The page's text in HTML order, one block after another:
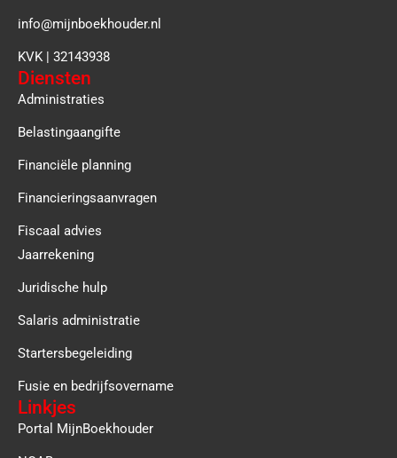
info@mijnboekhouder.nl
KVK | 32143938
Diensten
Administraties
Belastingaangifte
Financiële planning
Financieringsaanvragen
Fiscaal advies
Jaarrekening
Juridische hulp
Salaris administratie
Startersbegeleiding
Fusie en bedrijfsovername
Linkjes
Portal MijnBoekhouder